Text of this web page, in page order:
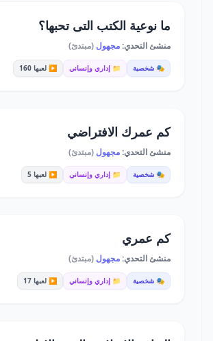
ما نوعية الكتب التى تحبها؟
منشئ التحدي:مجهول (مبتدئ)
🎭 شخصية 📁 إداري وإنساني ▶️ لعبها 160
كم عمرك الافتراضي
منشئ التحدي:مجهول (مبتدئ)
🎭 شخصية 📁 إداري وإنساني ▶️ لعبها 5
كم عمري
منشئ التحدي:مجهول (مبتدئ)
🎭 شخصية 📁 إداري وإنساني ▶️ لعبها 17